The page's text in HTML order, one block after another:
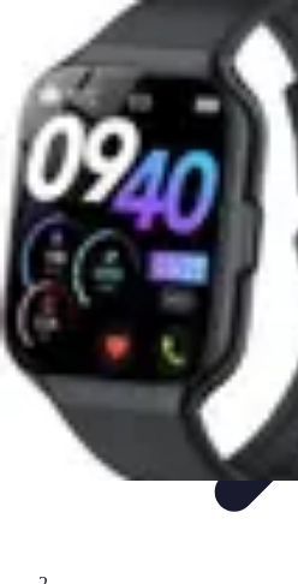
Easy Sport Advice
TendancesTech Cyclisme Santé
Easy Sport Advice